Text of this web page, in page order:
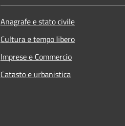
Anagrafe e stato civile
Cultura e tempo libero
Imprese e Commercio
Catasto e urbanistica